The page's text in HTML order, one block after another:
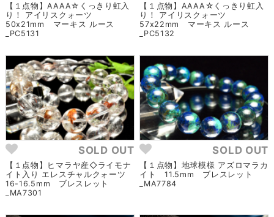
【１点物】AAAA☆くっきり虹入
り！ アイリスクォーツ
50x21mm マーキス ルース
_PC5131
【１点物】AAAA☆くっきり虹入
り！ アイリスクォーツ
57x22mm マーキス ルース
_PC5132
SOLD OUT
【１点物】ヒマラヤ産◇ライモナ
イト入り エレスチャルクォーツ
16-16.5mm ブレスレット
_MA7301
SOLD OUT
【１点物】地球模様 アズロマラカ
イト 11.5mm ブレスレット
_MA7784